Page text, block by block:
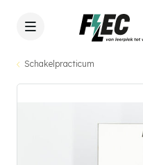
Schakelpracticum